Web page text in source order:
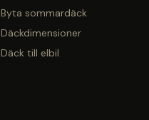
Byta sommardäck
Däckdimensioner
Däck till elbil